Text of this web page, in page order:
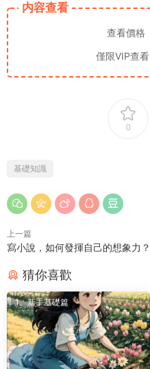
内容查看
查看價格
僅限VIP查看
0
基礎知識
上一篇
寫小說，如何發揮自己的想象力？
猜你喜歡
1、新手基礎篇